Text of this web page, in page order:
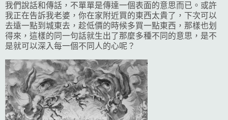
我們說話和傳話，不單單是傳達一個表面的意思而已。或許
我正在告訴我老婆，你在家附近買的東西太貴了，下次可以
去遠一點到城東去，趁低價的時候多買一點東西，那樣也划
得來，這樣的同一句話就生出了那麼多種不同的意思，是不
是就可以深入每一個不同人的心呢？